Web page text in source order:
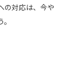
の対応は、今や